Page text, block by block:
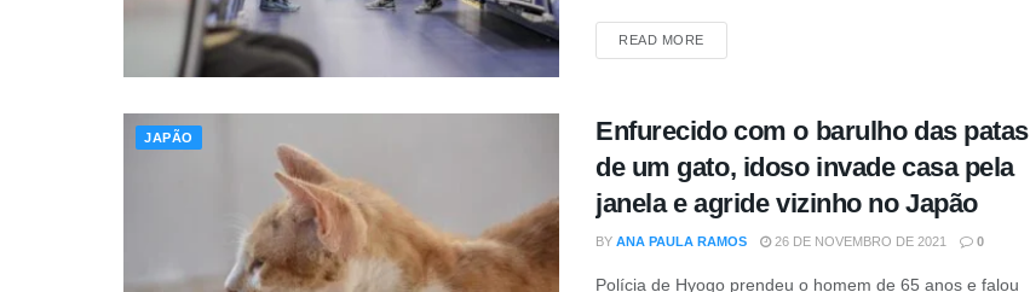
READ MOREDETAILS
JAPÃO
Enfurecido com o barulho das patas
de um gato, idoso invade casa pela
janela e agride vizinho no Japão
BY ANA PAULA RAMOS 26 DE NOVEMBRO DE 2021 0
Polícia de Hyogo prendeu o homem de 65 anos e falou